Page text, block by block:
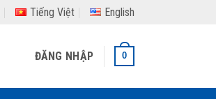
Tiếng Việt English
ĐĂNG NHẬP 0